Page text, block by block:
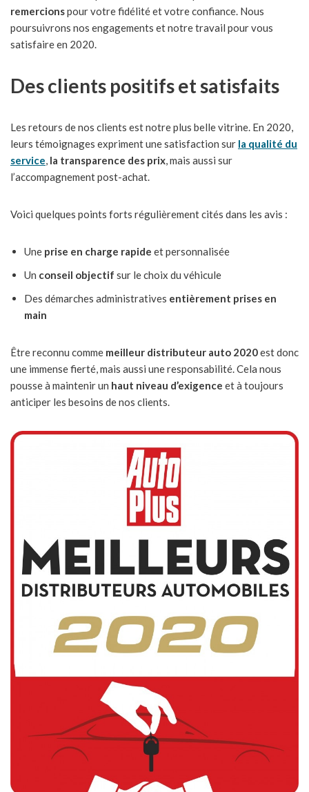
remercionspour votre fidélité et votre confiance. Nous
poursuivrons nos engagements et notre travail pour vous
satisfaire en 2020.
Des clients positifs et satisfaits
Les retours de nos clients est notre plus belle vitrine. En 2020,
leurs témoignages expriment une satisfaction sur la qualité du
service, la transparence des prix, mais aussi sur
l’accompagnement post-achat.
Voici quelques points forts régulièrement cités dans les avis :
Une prise en charge rapide et personnalisée
Un conseil objectif sur le choix du véhicule
Des démarches administratives entièrement prises en
main
Être reconnu comme meilleur distributeur auto 2020est donc
une immense fierté, mais aussi une responsabilité. Cela nous
pousse à maintenir un haut niveau d’exigence et à toujours
anticiper les besoins de nos clients.